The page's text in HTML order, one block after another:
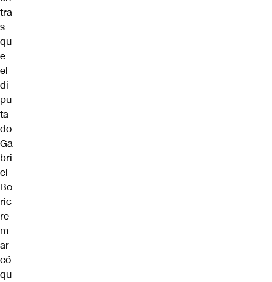
tra
s
qu
e
el
di
pu
ta
do
Ga
bri
el
Bo
ric
re
m
ar
có
qu